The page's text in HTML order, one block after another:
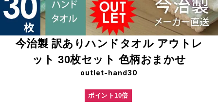
今治製 訳ありハンドタオル アウトレ
ット 30枚セット 色柄おまかせ
outlet-hand30
ポイント10倍